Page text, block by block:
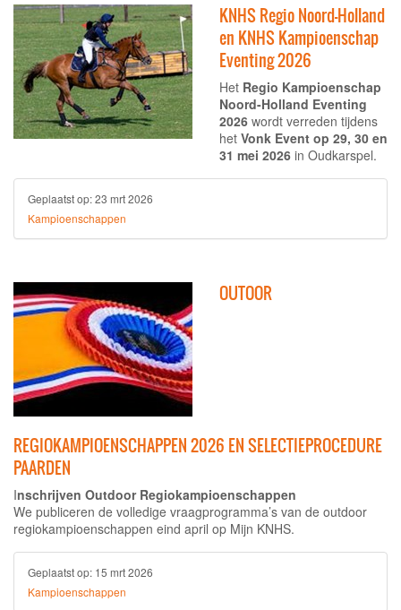
KNHS Regio Noord-Holland
en KNHS Kampioenschap
Eventing 2026
Het Regio Kampioenschap
Noord-Holland Eventing
2026 wordt verreden tijdens
het Vonk Event op 29, 30 en
31 mei 2026 in Oudkarspel.
Geplaatst op:23 mrt 2026
Kampioenschappen
OUTOOR
REGIOKAMPIOENSCHAPPEN 2026 EN SELECTIEPROCEDURE
PAARDEN
Inschrijven Outdoor Regiokampioenschappen
We publiceren de volledige vraagprogramma’s van de outdoor
regiokampioenschappen eind april op Mijn KNHS.
Geplaatst op: 15 mrt 2026
Kampioenschappen